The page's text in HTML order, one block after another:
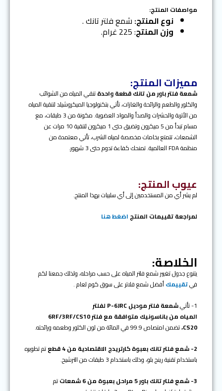
o
u
s
مواصفات المنتج:
نوع المنتج: شمع فلتر تانك .
وزن المنتج: 225 غرام.
مميزات المنتج:
شمعة فلتر باور من تانك قطعة واحدةتنقي المياه من الشوائب
والكلور والطعم والرائحة والغازات، تأتي بتكنولوجيا الميكروشيلد لتنقية المياه
من الأتربة والحشرات والصدأ والمواد العضوية. مكونة من 3 طبقات، مع
مسام تبدأ من 5 ميكرون وتضيق حتى 1 ميكرون لتنقية 10 مرات عن
الشمعات، تتمتع بخامات مخصصة لمياه الشرب، تأتي معتمدة من
منظمة FDA العالمية. تمنحك كفاءة تدوم حتى 3 شهور.
عيوب المنتج:
لم يشر أي من المستخدمين إلى أي سلبيات بهذا المنتج.
لمراجعة تقييمات المنتج اضغط هنا
الخلاصة:
يتنوع جدول تغيير شمع فلتر المياه على حسب مراحله، ولذلك جمعنا لكم
فيتقييمكأفضل شمع فلاتر على سوق كوم لعام .
1- تأتي
شمعة فلتر موديل P-6JRC لفلتر
المياه من باناسونيك متوافقة مع فلتر 6RF/3RF/CS10
CS20، تضمن امتصاص 99.9 في المائة من لون الكلور وطعمه ورائحته.
2- شمع فلتر تانك بعبوة كارتريدج الاقتصادية من 4 قطع
تم تطويره
باستخدام تقنية رينج بلو، وذلك باستخدام 3 طبقات من الترشيح.
3- شمع فلتر تانك باور 5 مراحل بعبوة من 6 شمعات
تم